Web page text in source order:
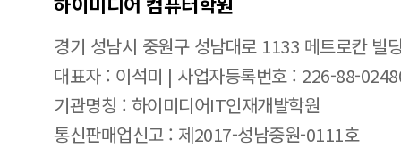
경기 성남시 중원구 성남대로 1133 메트로칸 빌
대표자 : 이석미 | 사업자등록번호 : 226-88-
기관명칭 : 하이미디어IT인재개발학원
통신판매업신고 : 제2017-성남중원-0111호